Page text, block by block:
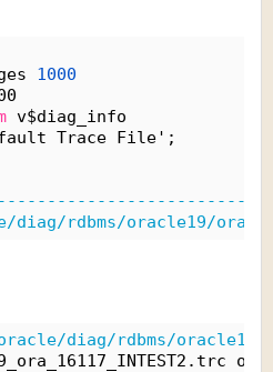
1000
v$diag_info
Trace File';
diag/rdbms/oracle19/
oracle/diag/rdbms/